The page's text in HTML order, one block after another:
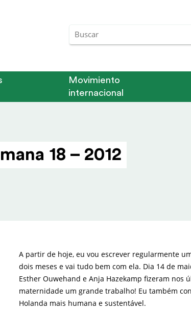
Movimiento
internacional
18 – 2012
A partir de hoje, eu vou escrever regularmente
dois meses e vai tudo bem com ela. Dia 14 de
Esther Ouwehand e Anja Hazekamp fizeram
maternidade um grande trabalho! Eu também
Holanda mais humana e sustentável.